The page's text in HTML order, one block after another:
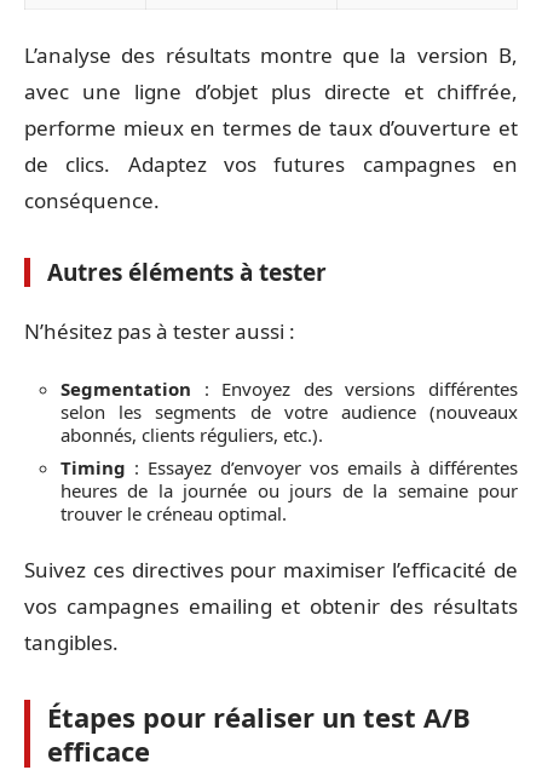
L’analyse des résultats montre que la version B,
avec une ligne d’objet plus directe et chiffrée,
performe mieux en termes de taux d’ouverture et
de clics. Adaptez vos futures campagnes en
conséquence.
Autres éléments à tester
N’hésitez pas à tester aussi :
Segmentation : Envoyez des versions différentes
selon les segments de votre audience (nouveaux
abonnés, clients réguliers, etc.).
Timing : Essayez d’envoyer vos emails à différentes
heures de la journée ou jours de la semaine pour
trouver le créneau optimal.
Suivez ces directives pour maximiser l’efficacité de
vos campagnes emailing et obtenir des résultats
tangibles.
Étapes pour réaliser un test A/B
efficace